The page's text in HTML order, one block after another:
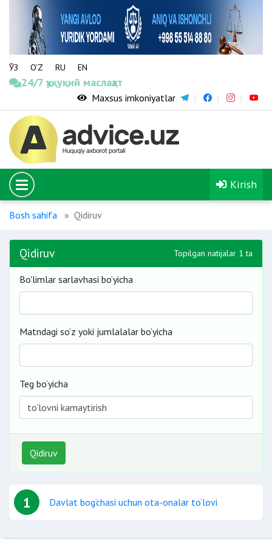
ЎЗ O‘Z RU EN
24/7 ҳуқуқий маслаҳат
Maxsus imkoniyatlar
Kirish
Bosh sahifa Qidiruv
Qidiruv Topilgan natijalar 1 ta
Bo'limlar sarlavhasi bo’yicha
Matndagi so‘z yoki jumlalalar bo‘yicha
Teg bo‘yicha
Qidiruv
1 Davlat bog‘chasi uchun ota-onalar to‘lovi